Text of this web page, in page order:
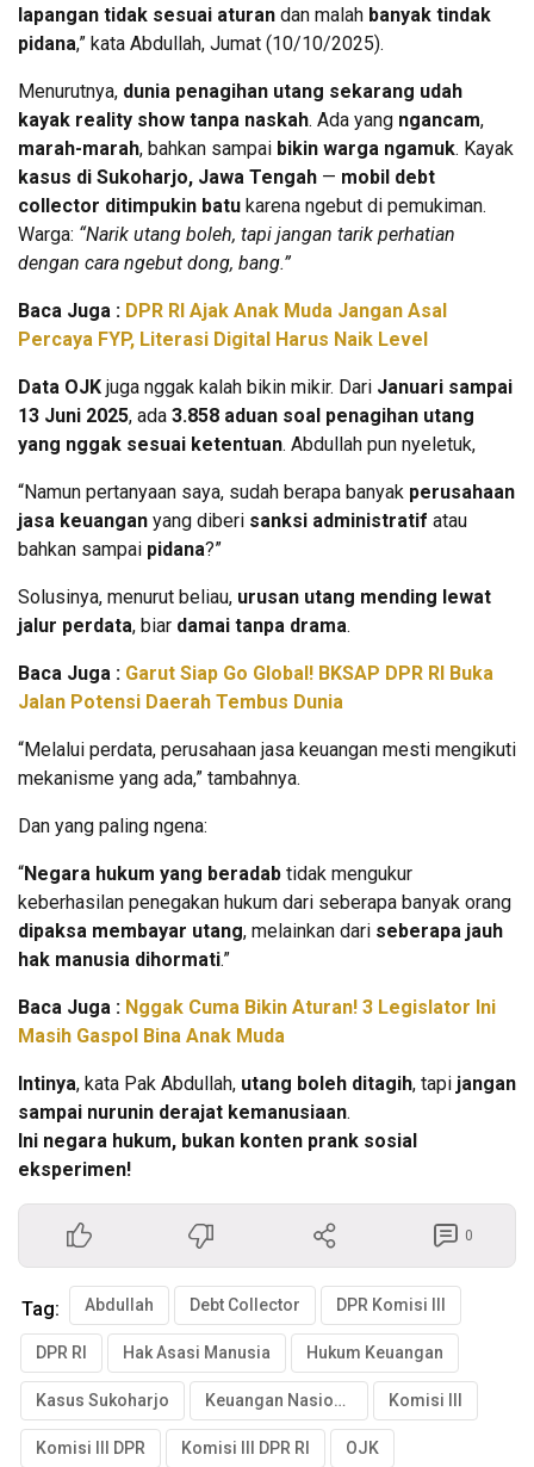
lapangan tidak sesuai aturan dan malah banyak tindak
pidana,” kata Abdullah, Jumat (10/10/2025).
Menurutnya, dunia penagihan utang sekarang udah
kayak reality show tanpa naskah. Ada yang ngancam,
marah-marah, bahkan sampai bikin warga ngamuk. Kayak
kasus di Sukoharjo, Jawa Tengah — mobil debt
collector ditimpukin batu karena ngebut di pemukiman.
Warga: “Narik utang boleh, tapi jangan tarik perhatian
dengan cara ngebut dong, bang.”
Baca Juga : DPR RI Ajak Anak Muda Jangan Asal
Percaya FYP, Literasi Digital Harus Naik Level
Data OJK juga nggak kalah bikin mikir. Dari Januari sampai
13 Juni 2025, ada 3.858 aduan soal penagihan utang
yang nggak sesuai ketentuan. Abdullah pun nyeletuk,
“Namun pertanyaan saya, sudah berapa banyak perusahaan
jasa keuangan yang diberi sanksi administratif atau
bahkan sampai pidana?”
Solusinya, menurut beliau, urusan utang mending lewat
jalur perdata, biar damai tanpa drama.
Baca Juga : Garut Siap Go Global! BKSAP DPR RI Buka
Jalan Potensi Daerah Tembus Dunia
“Melalui perdata, perusahaan jasa keuangan mesti mengikuti
mekanisme yang ada,” tambahnya.
Dan yang paling ngena:
“Negara hukum yang beradab tidak mengukur
keberhasilan penegakan hukum dari seberapa banyak orang
dipaksa membayar utang, melainkan dari seberapa jauh
hak manusia dihormati.”
Baca Juga : Nggak Cuma Bikin Aturan! 3 Legislator Ini
Masih Gaspol Bina Anak Muda
Intinya, kata Pak Abdullah, utang boleh ditagih, tapi jangan
sampai nurunin derajat kemanusiaan.
Ini negara hukum, bukan konten prank sosial
eksperimen!
0
Tag: Abdullah Debt Collector DPR Komisi III
DPR RI Hak Asasi Manusia Hukum Keuangan
Kasus Sukoharjo Keuangan Nasional Komisi III
Komisi III DPR Komisi III DPR RI OJK